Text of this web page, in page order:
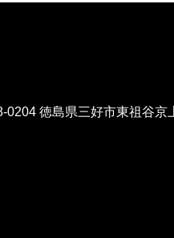
徳島県三好市東祖谷京